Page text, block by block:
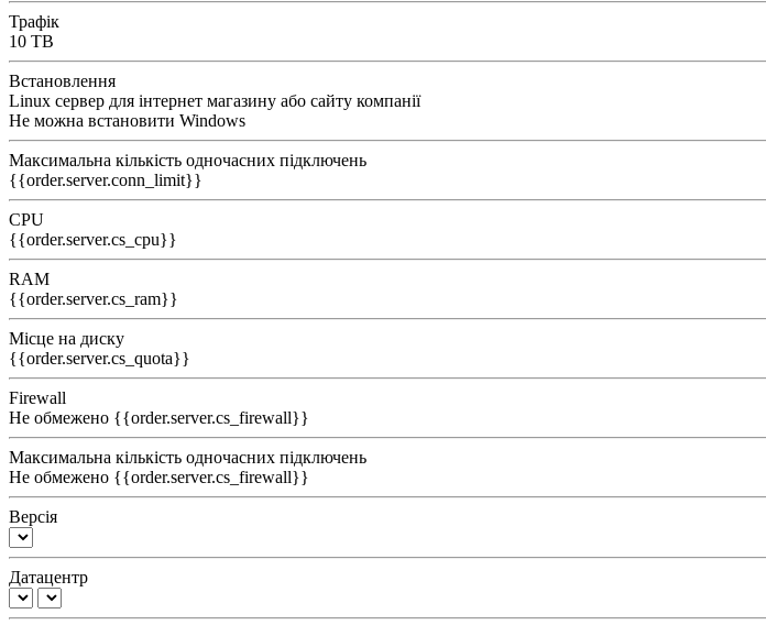
Трафік
10 TB
Встановлення
Linux сервер для інтернет магазину або сайту компанії
Не можна встановити Windows
Максимальна кількість одночасних підключень
{{order.server.conn_limit}}
CPU
{{order.server.cs_cpu}}
RAM
{{order.server.cs_ram}}
Місце на диску
{{order.server.cs_quota}}
Firewall
Не обмежено {{order.server.cs_firewall}}
Максимальна кількість одночасних підключень
Не обмежено {{order.server.cs_firewall}}
Версія
Датацентр